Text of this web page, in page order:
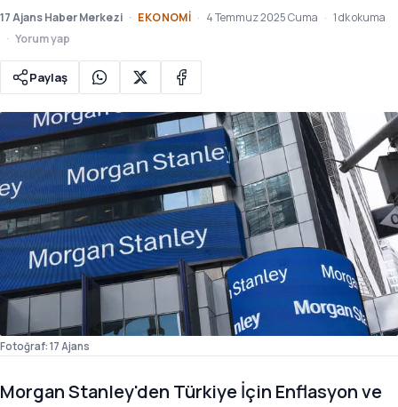
17 Ajans Haber Merkezi EKONOMI 4 Temmuz 2025 Cuma
1 dk okuma
Yorum yap
Paylaş
Fotoğraf: 17 Ajans
Morgan Stanley'den Türkiye İçin Enflasyon ve